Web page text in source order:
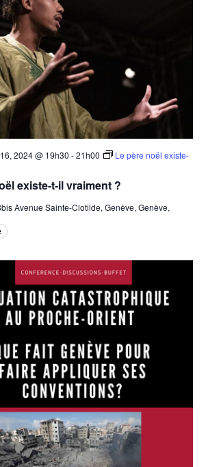
existe-t-il vraiment ?
2024 @ 19h30 -21h00
Le père noël existe-
Avenue Sainte-Clotilde, Genève, Genève,